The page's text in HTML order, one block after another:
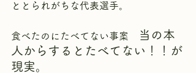
ととられがちな代表選手。
食べたのにたべてない事案
当の本
人からするとたべてない！！が
現実。